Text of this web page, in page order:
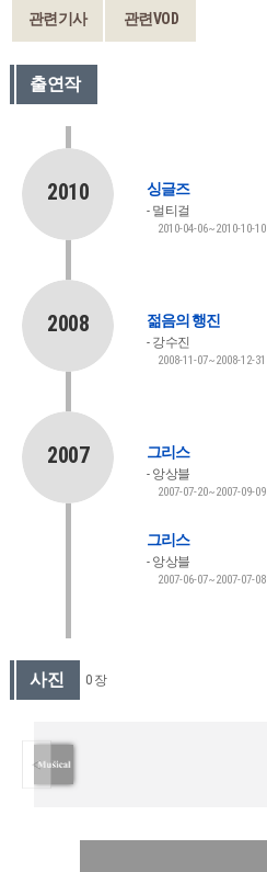
관련기사 관련VOD
출연작
2010 싱글즈
멀티걸
2010-04-06~2010-10-10
2008 젊음의 행진
강수진
2008-11-07~2008-12-31
2007 그리스
앙상블
2007-07-20~2007-09-09
그리스
앙상블
2007-06-07~2007-07-08
사진 0 장